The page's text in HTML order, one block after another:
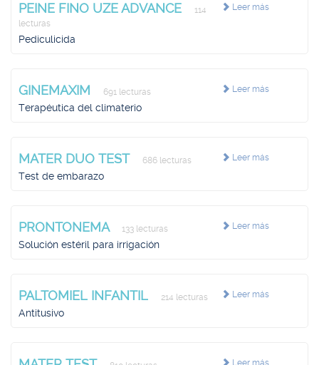
Leer más
PEINE FINO UZE ADVANCE
114
lecturas
Pediculicida
Leer más
GINEMAXIM 691 lecturas
Terapéutica del climaterio
Leer más
MATER DUO TEST 686 lecturas
Test de embarazo
Leer más
PRONTONEMA 133 lecturas
Solución estéril para irrigación
Leer más
PALTOMIEL INFANTIL 214 lecturas
Antitusivo
Leer más